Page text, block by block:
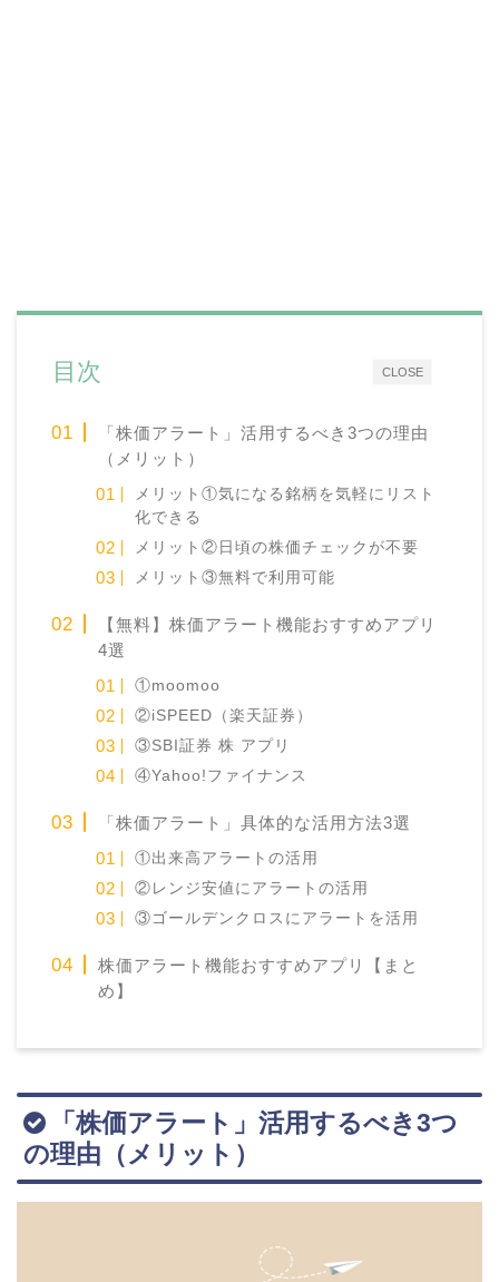
CLOSE
目次
「株価アラート」活用するべき3つの理由
（メリット）
メリット①気になる銘柄を気軽にリスト
化できる
メリット②日頃の株価チェックが不要
メリット③無料で利用可能
【無料】株価アラート機能おすすめアプリ
4選
①moomoo
②iSPEED（楽天証券）
③SBI証券 株 アプリ
④Yahoo!ファイナンス
「株価アラート」具体的な活用方法3選
①出来高アラートの活用
②レンジ安値にアラートの活用
③ゴールデンクロスにアラートを活用
株価アラート機能おすすめアプリ【まと
め】
「株価アラート」活用するべき3つ
の理由（メリット）